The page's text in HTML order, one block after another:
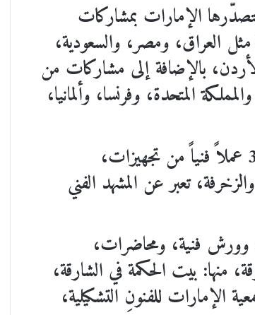
هذا العام 50 فناناً من 25 دولة تتصدّرها الإمارات بمشاركات
العراق، ومصر، والسعودية،
بالإضافة إلى مشاركات من
المتحدة، وفرنسا، وألمانيا،
ويقدم المهرجان خلال الدورة الخامسة والعشرين 319 عملاً فنياً من تجهيزات،
تعبر عن المشهد الفني
من معارض، وورش فنية، ومحاضرات،
مع 18 جهة في الشارقة، منها: بيت الحكمة في الشارقة،
الإمارات للفنونِ التشكيلية،